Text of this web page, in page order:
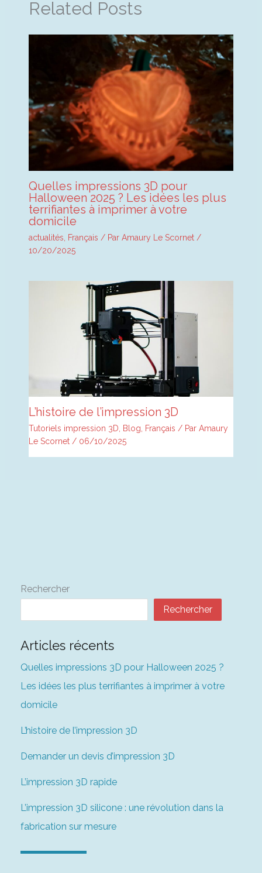
Related Posts
Quelles impressions 3D pour
Halloween 2025 ? Les idées les plus
terrifiantes à imprimer à votre
domicile
actualités, Français / Par Amaury Le Scornet /
10/20/2025
L’histoire de l’impression 3D
Tutoriels impression 3D Blog Français / Par Amaury
Le Scornet / 06/10/2025
Rechercher
Rechercher
Articles récents
Quelles impressions 3D pour Halloween 2025 ?
Les idées les plus terrifiantes à imprimer à votre
domicile
L’histoire de l’impression 3D
Demander un devis d’impression 3D
L’impression 3D rapide
L’impression 3D silicone : une révolution dans la
fabrication sur mesure